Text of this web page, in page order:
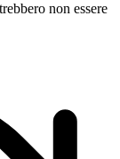
non essere